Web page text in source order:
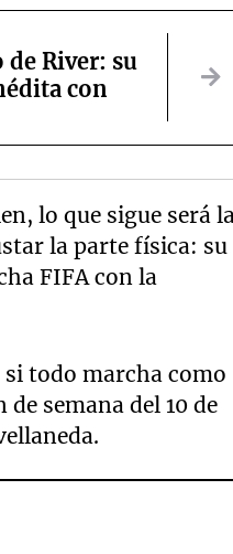
de River: su
con
lo que sigue será la
la parte física: su
FIFA con la
todo marcha como
semana del 10 de